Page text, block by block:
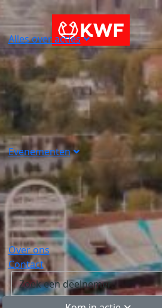
Alles over acties
Evenementen
Over ons
Contact